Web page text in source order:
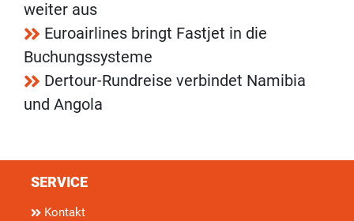
weiter aus
Euroairlines bringt Fastjet in die
Buchungssysteme
Dertour-Rundreise verbindet Namibia
und Angola
SERVICE
Kontakt